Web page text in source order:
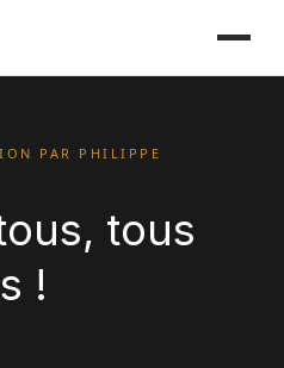
PAR PHILIPPE
tous
!